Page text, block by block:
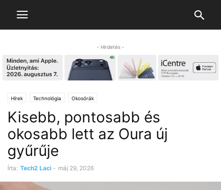
- Hirdetés -
Hírek Technológia Okosórák
Kisebb, pontosabb és
okosabb lett az Oura új
gyűrűje
Írta: Tech2 Laci - máj 29, 2026